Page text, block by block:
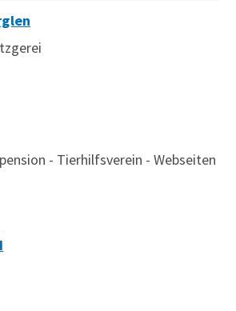
- Tierhilfsverein - Webseiten